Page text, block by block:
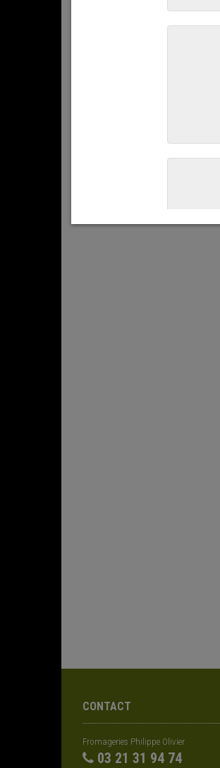
CONTACT
Fromageries Philippe Olivier
03 21 31 94 74